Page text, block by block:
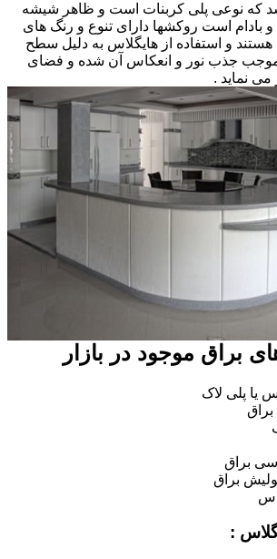
که نوعی پلی کربنات است و ظاهر شیشه
و بادام است روکشها دارای تنوع و رنگ های
و استفاده از هایگلاس به دلیل سطح
جذب نور و انعکاس آن شده و فضای
می نماید .
براق موجود در بازار
یا پلی لاک
براق
براق
: